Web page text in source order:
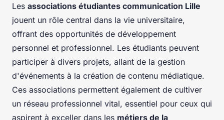
Les associations étudiantes communication Lille
jouent un rôle central dans la vie universitaire,
offrant des opportunités de développement
personnel et professionnel. Les étudiants peuvent
participer à divers projets, allant de la gestion
d'événements à la création de contenu médiatique.
Ces associations permettent également de cultiver
un réseau professionnel vital, essentiel pour ceux qui
aspirent à exceller dans les métiers de la